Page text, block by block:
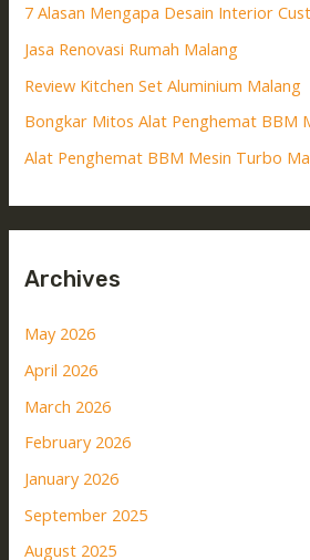
7 Alasan Mengapa Desain Interior
Jasa Renovasi Rumah Malang
Review Kitchen Set Aluminium Malang
Bongkar Mitos Alat Penghemat BBM
Alat Penghemat BBM Mesin Turbo
Archives
May 2026
April 2026
March 2026
February 2026
January 2026
September 2025
August 2025